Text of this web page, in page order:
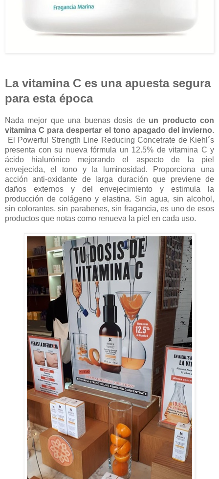
La vitamina C es una apuesta segura
para esta época
Nada mejor que una buenas dosis deun producto con
vitamina C para despertar el tono apagado del invierno.
El Powerful Strength Line Reducing Concetrate de Kiehl´s
presenta con su nueva fórmula un 12.5% de vitamina C y
ácido hialurónico mejorando el aspecto de la piel
envejecida, el tono y la luminosidad. Proporciona una
acción anti-oxidante de larga duración que previene de
daños externos y del envejecimiento y estimula la
producción de colágeno y elastina. Sin agua, sin alcohol,
sin colorantes, sin parabenes, sin fragancia, es uno de esos
productos que notas como renueva la piel en cada uso.